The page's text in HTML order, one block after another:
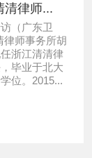
清律师...
（广东卫
律师事务所胡
浙江清清律
毕业于北大
位。2015...